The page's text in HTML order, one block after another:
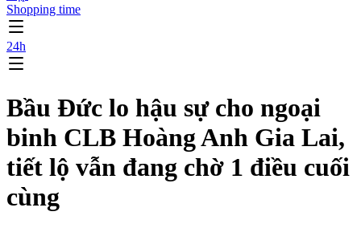
Shopping time
24h
Bầu Đức lo hậu sự cho ngoại
binh CLB Hoàng Anh Gia Lai,
tiết lộ vẫn đang chờ 1 điều cuối
cùng